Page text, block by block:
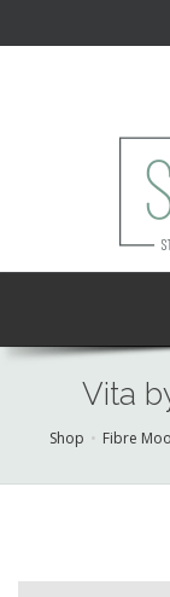
Vita
Shop Fibre